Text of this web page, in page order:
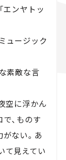
エンヤトッ
ュージック
素敵な言
空に浮かん
、ものす
ない。あ
て見えてい